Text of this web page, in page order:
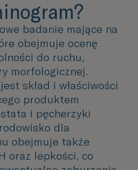
badanie mające na
obejmuje ocenę
do ruchu,
morfologicznej.
skład i właściwości
produktem
i pęcherzyki
dla
obejmuje także
oraz lepkości, co